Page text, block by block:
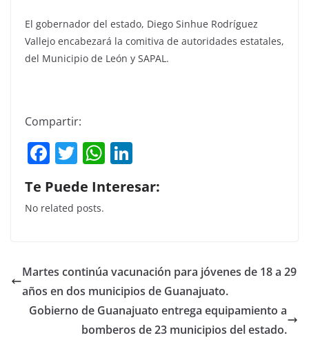
El gobernador del estado, Diego Sinhue Rodríguez
Vallejo encabezará la comitiva de autoridades estatales,
del Municipio de León y SAPAL.
Compartir:
F
a
c
e
o
o
k
T
w
itt
er
W
h
at
p
p
k
n
Te Puede Interesar:
No related posts.
Martes continúa vacunación para jóvenes de 18 a 29
años en dos municipios de Guanajuato.
Gobierno de Guanajuato entrega equipamiento a
bomberos de 23 municipios del estado.